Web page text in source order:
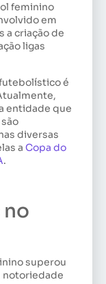
feminino
em
a criação de
ligas
é
entidade que
diversas
a Copa do
.
superou
notoriedade